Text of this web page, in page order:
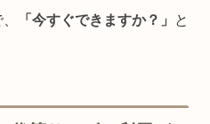
「今すぐできますか？」
と